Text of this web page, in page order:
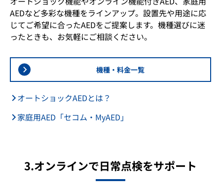
AEDなど多彩な機種をラインアップ。設置先や用途に応
じてご希望に合ったAEDをご提案します。機種選びに迷
ったときも、お気軽にご相談ください。
機種・料金一覧
オートショックAEDとは？
家庭用AED「セコム・MyAED」
3.オンラインで日常点検をサポート